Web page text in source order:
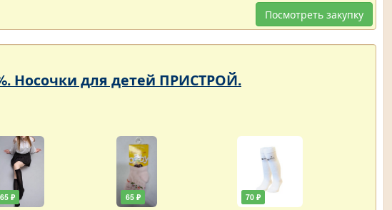
Посмотреть закупку
Носочки для детей ПРИСТРОЙ.
65 ₽ 65 ₽ 70 ₽